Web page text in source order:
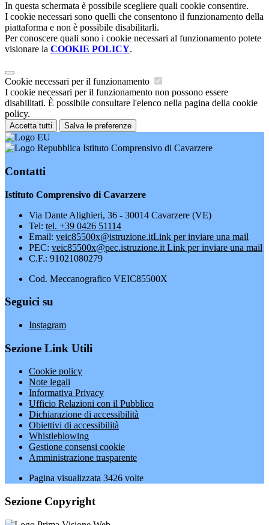
In questa schermata è possibile scegliere quali cookie consentire.
I cookie necessari sono quelli che consentono il funzionamento della
piattaforma e non è possibile disabilitarli.
Per conoscere quali sono i cookie necessari al funzionamento potete
visionare la COOKIE POLICY.
Cookie necessari per il funzionamento
I cookie necessari per il funzionamento non possono essere
disabilitati. È possibile consultare l'elenco nella pagina della cookie
policy.
Accetta tutti Salva le preferenze
Istituto Comprensivo di Cavarzere
Contatti
Istituto Comprensivo di Cavarzere
Via Dante Alighieri, 36 - 30014 Cavarzere (VE)
Tel: tel. +39 0426 51114
Email: veic85500x@istruzione.itLink per inviare una mail
PEC: veic85500x@pec.istruzione.it Link per inviare una mail
C.F.: 91021080279
Cod. Meccanografico VEIC85500X
Seguici su
Instagram
Sezione Link Utili
Cookie policy
Note legali
Informativa Privacy
Ufficio Relazioni con il Pubblico
Dichiarazione di accessibilità
Obiettivi di accessibilità
Whistleblowing
Gestione consensi cookie
Amministrazione trasparente
Pagina visualizzata 3426 volte
Sezione Copyright